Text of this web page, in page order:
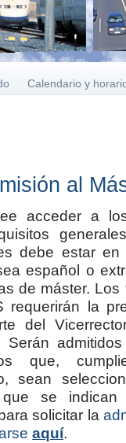
Calendario y
al
acceder a
debe estar
español o
de máster.
requerirán la
del
que,
sean
que se
solicitar la
aquí.